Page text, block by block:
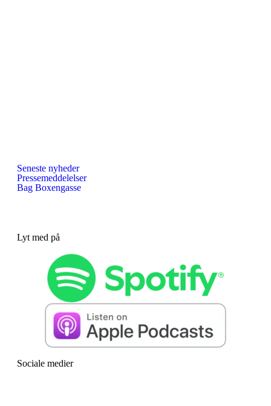
Seneste nyheder
Pressemeddelelser
Bag Boxengasse
Lyt med på
Sociale medier